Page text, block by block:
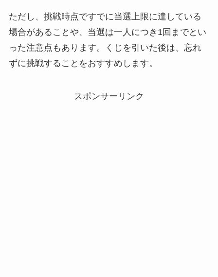
ただし、挑戦時点ですでに当選上限に達している
場合があることや、当選は一人につき1回までとい
った注意点もあります。くじを引いた後は、忘れ
ずに挑戦することをおすすめします。
スポンサーリンク